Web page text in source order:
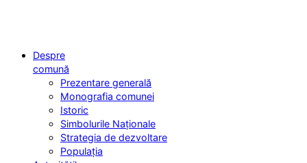
Despre
comună
Prezentare generală
Monografia comunei
Istoric
Simbolurile Naționale
Strategia de dezvoltare
Populația